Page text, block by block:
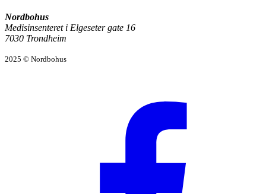
Nordbohus
Medisinsenteret i Elgeseter gate 16
7030 Trondheim
2025 © Nordbohus